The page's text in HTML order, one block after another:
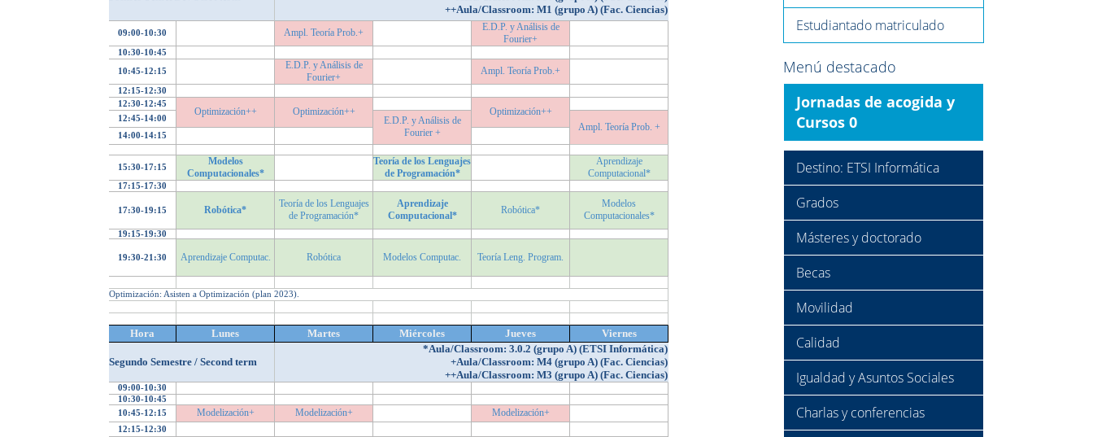
Estudiantado matriculado
Menú destacado
Jornadas de acogida y
Cursos 0
Destino: ETSI Informática
Grados
Másteres y doctorado
Becas
Movilidad
Calidad
Igualdad y Asuntos Sociales
Charlas y conferencias